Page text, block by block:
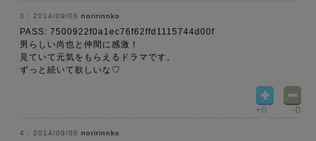
2014/09/06 noririnnko
PASS: 7500922f0a1ec76f62ffd1115744d00f
男らしい尚也と仲間に感激！
見ていて元気をもらえるドラマです。
ずっと続いて欲しいな♡
+0 -0
2014/09/06 noririnnko